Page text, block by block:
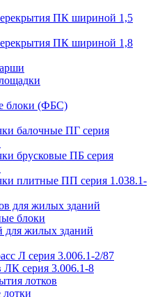
ПК шириной 1,5
ПК шириной 1,8
блоки (ФБС)
балочные ПГ серия
брусковые ПБ серия
плитные ПП серия 1.038.1-
для жилых зданий
блоки
жилых зданий
Л серия 3.006.1-2/87
ЛК серия 3.006.1-8
лотков